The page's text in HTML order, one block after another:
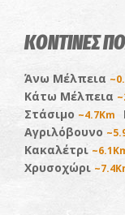
ΚΟΝΤΙΝΕΣ
Άνω Μέλπεια
Κάτω Μέλπεια
Στάσιμο ~4.7Km
Αγριλόβουνο
Κακαλέτρι
Χρυσοχώρι